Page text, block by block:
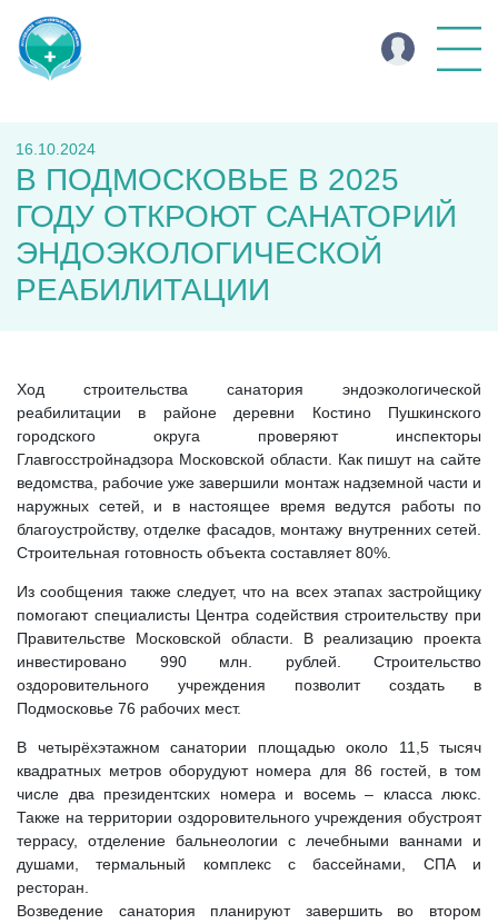
16.10.2024
В ПОДМОСКОВЬЕ В 2025
ГОДУ ОТКРОЮТ САНАТОРИЙ
ЭНДОЭКОЛОГИЧЕСКОЙ
РЕАБИЛИТАЦИИ
Ход строительства санатория эндоэкологической
реабилитации в районе деревни Костино Пушкинского
городского округа проверяют инспекторы
Главгосстройнадзора Московской области. Как пишут на сайте
ведомства, рабочие уже завершили монтаж надземной части и
наружных сетей, и в настоящее время ведутся работы по
благоустройству, отделке фасадов, монтажу внутренних сетей.
Строительная готовность объекта составляет 80%.
Из сообщения также следует, что на всех этапах застройщику
помогают специалисты Центра содействия строительству при
Правительстве Московской области. В реализацию проекта
инвестировано 990 млн. рублей. Строительство
оздоровительного учреждения позволит создать в
Подмосковье 76 рабочих мест.
В четырёхэтажном санатории площадью около 11,5 тысяч
квадратных метров оборудуют номера для 86 гостей, в том
числе два президентских номера и восемь – класса люкс.
Также на территории оздоровительного учреждения обустроят
террасу, отделение бальнеологии с лечебными ваннами и
душами, термальный комплекс с бассейнами, СПА и
ресторан.
Возведение санатория планируют завершить во втором